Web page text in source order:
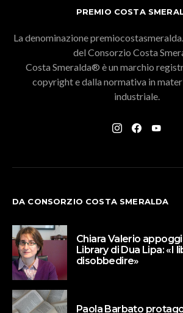
PREMIO COSTA
La denominazione
del Consorzio Costa
Costa Smeralda® è un marchio
copyright e dalla normativa in
industriale.
DA CONSORZIO COSTA SMERALDA
Chiara Valerio
Library di Dua Lipa: «I
disobbedire»
Paola Barbato